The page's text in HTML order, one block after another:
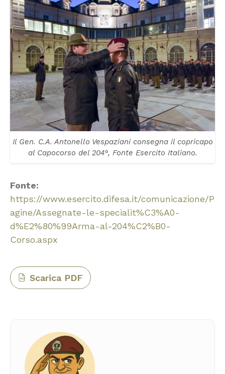
Il Gen. C.A. Antonello Vespaziani consegna il copricapo
al Capocorso del 204°, Fonte Esercito Italiano.
Fonte:
https://www.esercito.difesa.it/comunicazione/P
agine/Assegnate-le-specialit%C3%A0-
d%E2%80%99Arma-al-204%C2%B0-
Corso.aspx
PDF Scarica PDF